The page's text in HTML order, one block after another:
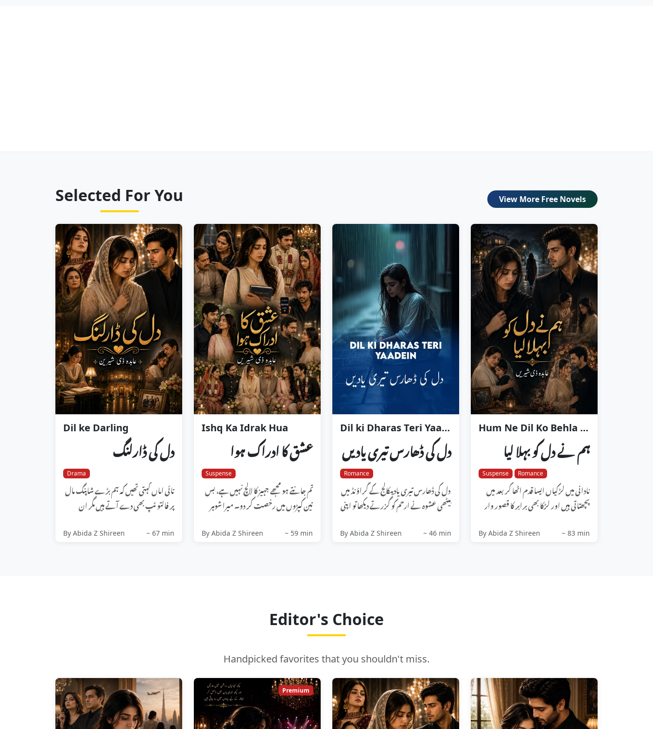
Selected For You View More Free Novels
Dil ke Darling
دل کی ڈارلنگ
Drama
تائی اماں کہتی تھیں کہ ہم بڑے شاپنگ مال
پر فالتو ٹپ بھی دے آتے ہیں مگر ان
By Abida Z Shireen ~ 67 min
Ishq Ka Idrak Hua
عشق کا ادراک ہوا
Suspense
تم جانتے ہو مجھے جہیز کا لالچ نہیں ہے، بس
تین کپڑوں میں رخصت کر دو۔ میرا شوہر
By Abida Z Shireen ~ 59 min
Dil ki Dharas Teri Yaadein
دل کی ڈھارس تیری یادیں
Romance
دل کی ڈھارس تیری یادیںکالج کے گراؤنڈ میں
بیٹھی عشوہ نے ارحم کو گزرتے دیکھا تو اپنی
By Abida Z Shireen ~ 46 min
Hum Ne Dil Ko Behla Liya
ہم نے دل کو بہلا لیا
Suspense Romance
نادانی میں لڑکیاں ایسا قدم اٹھا کر بعد میں
پچھتاتی ہیں اور لڑکا بھی برابر کا قصور وار
By Abida Z Shireen ~ 83 min
Editor's Choice
Handpicked favorites that you shouldn't miss.
Premium